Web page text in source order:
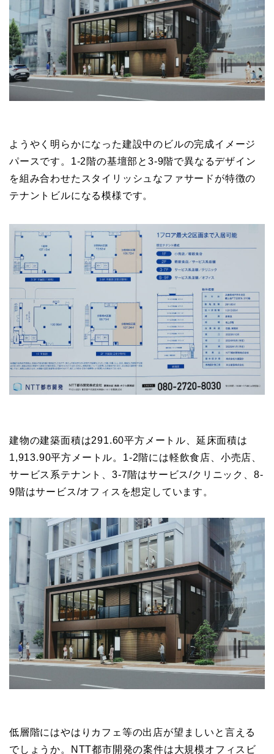
ようやく明らかになった建設中のビルの完成イメージ
パースです。1-2階の基壇部と3-9階で異なるデザイン
を組み合わせたスタイリッシュなファサードが特徴の
テナントビルになる模様です。
建物の建築面積は291.60平方メートル、延床面積は
1,913.90平方メートル。1-2階には軽飲食店、小売店、
サービス系テナント、3-7階はサービス/クリニック、8-
9階はサービス/オフィスを想定しています。
低層階にはやはりカフェ等の出店が望ましいと言える
でしょうか。NTT都市開発の案件は大規模オフィスビ